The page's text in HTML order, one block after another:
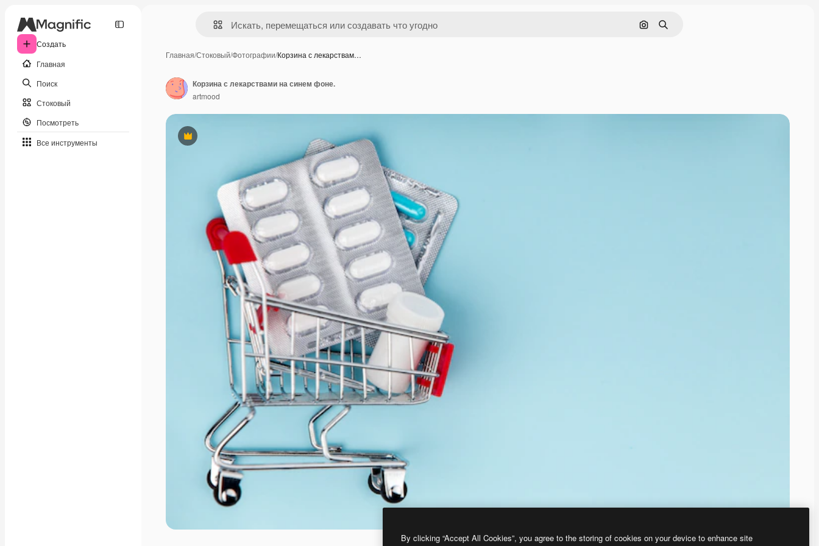
Создать
Главная
Поиск
Стоковый
Посмотреть
Все инструменты
Поиск по изображению
Поиск
Главная/Стоковый/Фотографии/Корзина с лекарствам…
Премиум
Корзина с лекарствами на синем фоне.
artmood
By clicking “Accept All Cookies”, you agree to the storing of cookies on your device to enhance site